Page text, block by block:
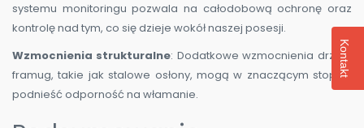
systemu monitoringu pozwala na całodobową ochronę oraz
kontrolę nad tym, co się dzieje wokół naszej posesji.
Wzmocnienia strukturalne: Dodatkowe wzmocnienia drzwi i
framug, takie jak stalowe osłony, mogą w znaczącym stopniu
podnieść odporność na włamanie.
Kontakt